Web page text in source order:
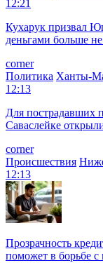
12:21
Кухарук призвал
деньгами больше
corner
Политика Ханты-
12:13
Для пострадавших
Саваслейке
corner
Происшествия
12:13
Прозрачность
поможет в борьбе